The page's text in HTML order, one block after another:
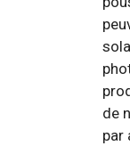
de
par